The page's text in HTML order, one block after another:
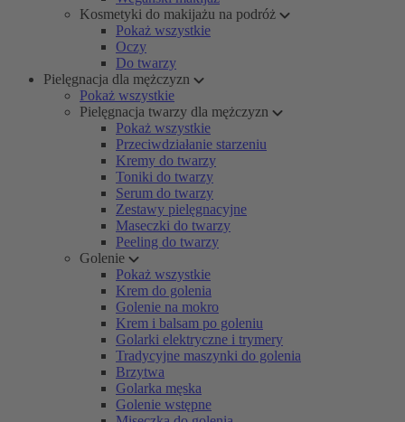
Kosmetyki do makijażu na podróż
Pokaż wszystkie
Oczy
Do twarzy
Pielęgnacja dla mężczyzn
Pokaż wszystkie
Pielęgnacja twarzy dla mężczyzn
Pokaż wszystkie
Przeciwdziałanie starzeniu
Kremy do twarzy
Toniki do twarzy
Serum do twarzy
Zestawy pielęgnacyjne
Maseczki do twarzy
Peeling do twarzy
Golenie
Pokaż wszystkie
Krem do golenia
Golenie na mokro
Krem i balsam po goleniu
Golarki elektryczne i trymery
Tradycyjne maszynki do golenia
Brzytwa
Golarka męska
Golenie wstępne